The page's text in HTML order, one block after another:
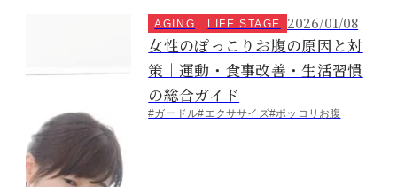
AGING LIFE STAGE 2026/01/08
女性のぽっこりお腹の原因と対
策｜運動・食事改善・生活習慣
の総合ガイド
#ガードル#エクササイズ#ポッコリお腹